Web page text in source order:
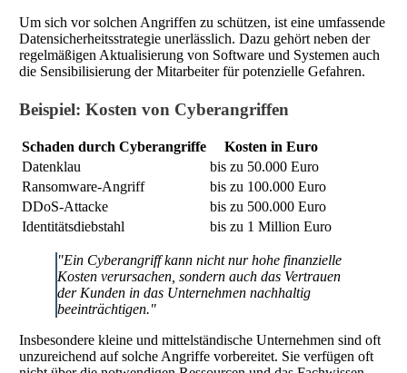
Um sich vor solchen Angriffen zu schützen, ist eine umfassende
Datensicherheitsstrategie unerlässlich. Dazu gehört neben der
regelmäßigen Aktualisierung von Software und Systemen auch
die Sensibilisierung der Mitarbeiter für potenzielle Gefahren.
Beispiel: Kosten von Cyberangriffen
Schaden durch Cyberangriffe
Kosten in Euro
Datenklau
bis zu 50.000 Euro
Ransomware-Angriff
bis zu 100.000 Euro
DDoS-Attacke
bis zu 500.000 Euro
Identitätsdiebstahl
bis zu 1 Million Euro
"Ein Cyberangriff kann nicht nur hohe finanzielle
Kosten verursachen, sondern auch das Vertrauen
der Kunden in das Unternehmen nachhaltig
beeinträchtigen."
Insbesondere kleine und mittelständische Unternehmen sind oft
unzureichend auf solche Angriffe vorbereitet. Sie verfügen oft